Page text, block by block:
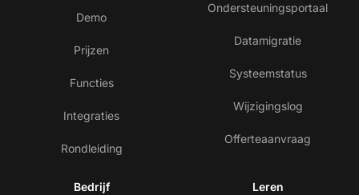
Demo
Prijzen
Functies
Integraties
Rondleiding
Ondersteuningsportaal
Datamigratie
Systeemstatus
Wijzigingslog
Offerteaanvraag
Bedrijf Leren